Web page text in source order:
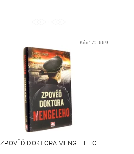
Kód:72-669
ZPOVĚĎ DOKTORA MENGELEHO